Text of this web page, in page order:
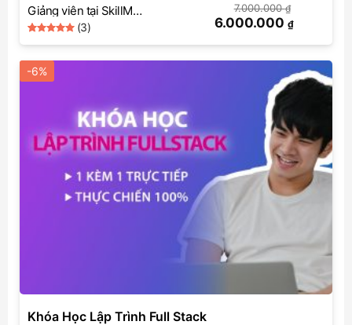
Giảng viên tại SkillMall
(Google Ads)
based on
customer
ratings
(3)
7.000.000₫
6.000.000 ₫
-6%
Khóa Học Lập Trình Full Stack